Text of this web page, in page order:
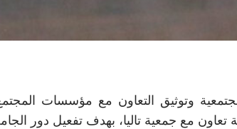
وتوثيق التعاون مع مؤسسات